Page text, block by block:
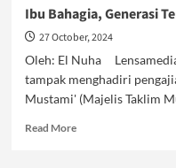
Ibu Bahagia, Generasi
27 October, 2024
Oleh: El Nuha
tampak menghadiri
Mustami' (Majelis Taklim
Read MoreRead